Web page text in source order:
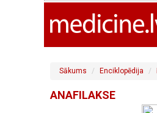
Sākums Enciklopēdija
ANAFILAKSE